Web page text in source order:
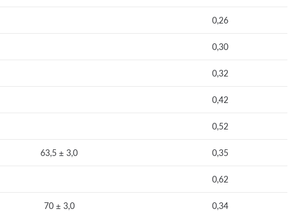
0,26
0,30
0,32
0,42
0,52
63,5 ± 3,0 0,35
0,62
70 ± 3,0 0,34